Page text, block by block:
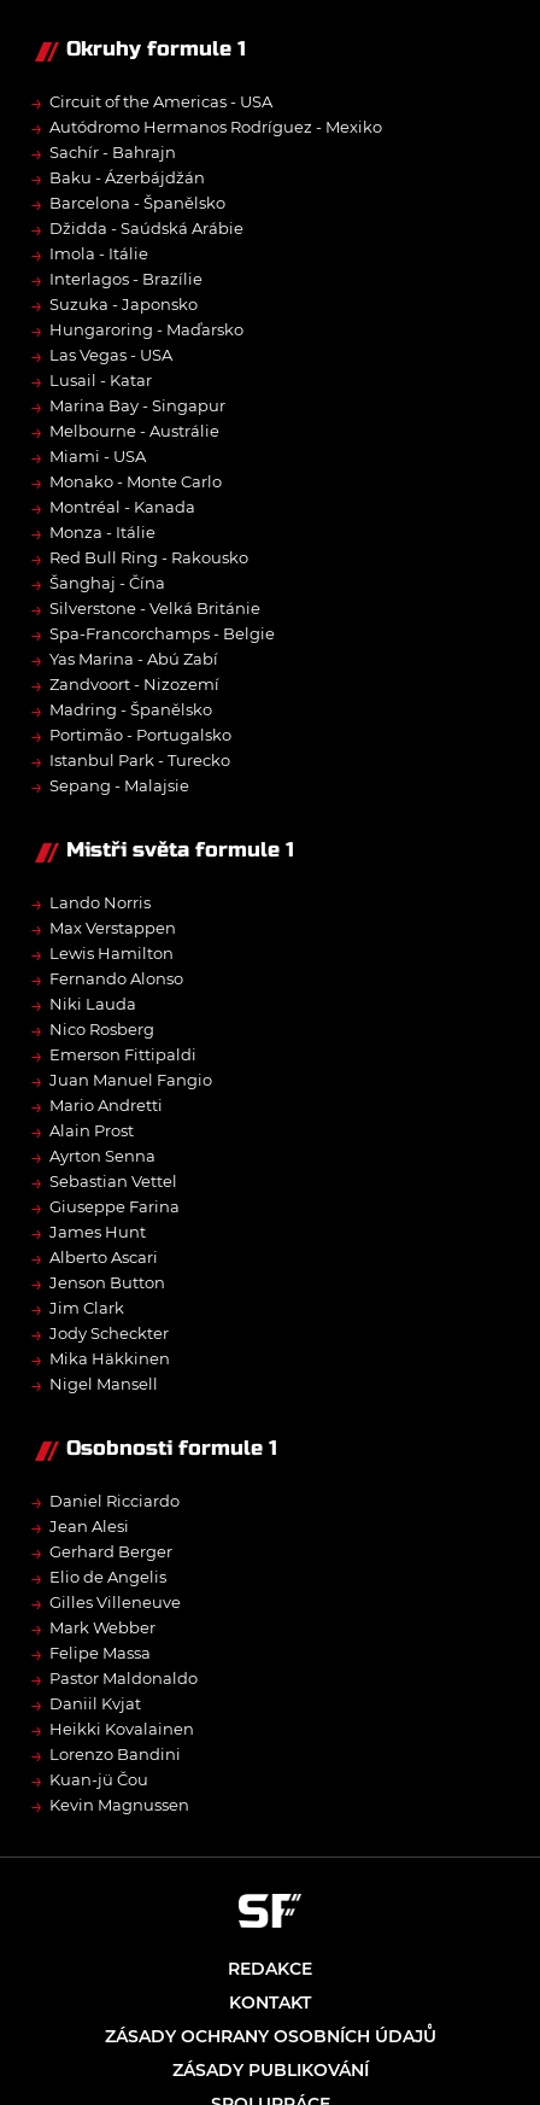
Okruhy formule 1
→ Circuit of the Americas - USA
→ Autódromo Hermanos Rodríguez - Mexiko
→ Sachír - Bahrajn
→ Baku - Ázerbájdžán
→ Barcelona - Španělsko
→ Džidda - Saúdská Arábie
→ Imola - Itálie
→ Interlagos - Brazílie
→ Suzuka - Japonsko
→ Hungaroring - Maďarsko
→ Las Vegas - USA
→ Lusail - Katar
→ Marina Bay - Singapur
→ Melbourne - Austrálie
→ Miami - USA
→ Monako - Monte Carlo
→ Montréal - Kanada
→ Monza - Itálie
→ Red Bull Ring - Rakousko
→ Šanghaj - Čína
→ Silverstone - Velká Británie
→ Spa-Francorchamps - Belgie
→ Yas Marina - Abú Zabí
→ Zandvoort - Nizozemí
→ Madring - Španělsko
→ Portimão - Portugalsko
→ Istanbul Park - Turecko
→ Sepang - Malajsie
Mistři světa formule 1
→ Lando Norris
→ Max Verstappen
→ Lewis Hamilton
→ Fernando Alonso
→ Niki Lauda
→ Nico Rosberg
→ Emerson Fittipaldi
→ Juan Manuel Fangio
→ Mario Andretti
→ Alain Prost
→ Ayrton Senna
→ Sebastian Vettel
→ Giuseppe Farina
→ James Hunt
→ Alberto Ascari
→ Jenson Button
→ Jim Clark
→ Jody Scheckter
→ Mika Häkkinen
→ Nigel Mansell
Osobnosti formule 1
→ Daniel Ricciardo
→ Jean Alesi
→ Gerhard Berger
→ Elio de Angelis
→ Gilles Villeneuve
→ Mark Webber
→ Felipe Massa
→ Pastor Maldonaldo
→ Daniil Kvjat
→ Heikki Kovalainen
→ Lorenzo Bandini
→ Kuan-jü Čou
→ Kevin Magnussen
REDAKCE
KONTAKT
ZÁSADY OCHRANY OSOBNÍCH ÚDAJŮ
ZÁSADY PUBLIKOVÁNÍ